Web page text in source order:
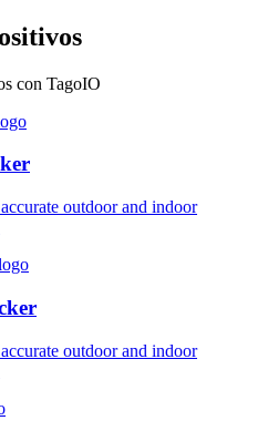
con TagoIO
outdoor and indoor
outdoor and indoor